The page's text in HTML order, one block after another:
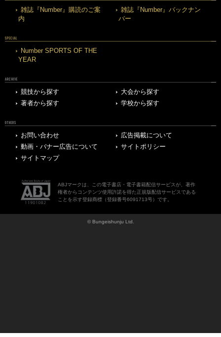
雑誌『Number』購読のご案
内
雑誌『Number』バックナン
バー
SPECIAL
Number SPORTS OF THE
YEAR
ARCHIVE
競技から探す
大会から探す
著者から探す
学校から探す
OTHERS
お問い合わせ
広告掲載について
動画・バナー広告について
サイトポリシー
サイトマップ
ABJマークは、この電子書店・電子書籍配信サービスが、著作
権者からコンテンツ使用許諾を得た正規版配信サービスである
ことを示す登録商標（登録番号6091713号）です。
© Bungeishunju Ltd.